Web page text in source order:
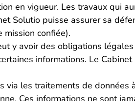
en vigueur. Les travaux qui
Solutio puisse assurer sa
confiée).
y avoir des obligations
informations. Le
via les traitements de
Ces informations ne sont